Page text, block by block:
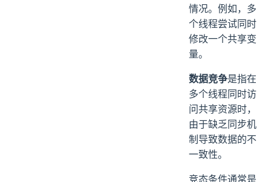
情况。例如，多
个线程尝试同时
修改一个共享变
量。
数据竞争是指在
多个线程同时访
问共享资源时，
由于缺乏同步机
制导致数据的不
一致性。
竞态条件通常是